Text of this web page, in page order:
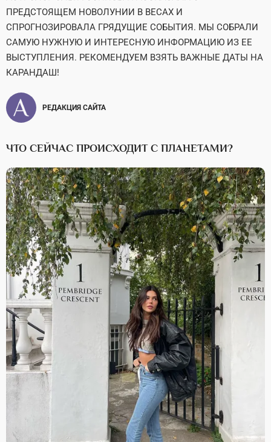
ПРЕДСТОЯЩЕМ НОВОЛУНИИ В ВЕСАХ И
СПРОГНОЗИРОВАЛА ГРЯДУЩИЕ СОБЫТИЯ. МЫ СОБРАЛИ
САМУЮ НУЖНУЮ И ИНТЕРЕСНУЮ ИНФОРМАЦИЮ ИЗ ЕЕ
ВЫСТУПЛЕНИЯ. РЕКОМЕНДУЕМ ВЗЯТЬ ВАЖНЫЕ ДАТЫ НА
КАРАНДАШ!
РЕДАКЦИЯ САЙТА
ЧТО СЕЙЧАС ПРОИСХОДИТ С ПЛАНЕТАМИ?